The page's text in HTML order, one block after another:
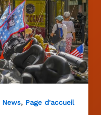
News, Page d'accueil